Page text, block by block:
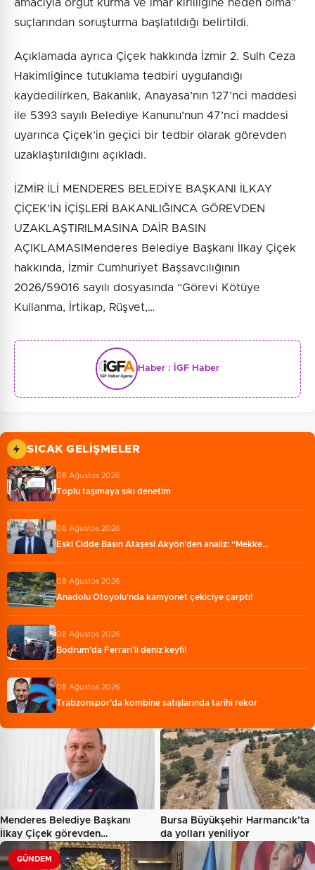
amacıyla örgüt kurma ve imar kirliliğine neden olma”
suçlarından soruşturma başlatıldığı belirtildi.
Açıklamada ayrıca Çiçek hakkında İzmir 2. Sulh Ceza
Hakimliğince tutuklama tedbiri uygulandığı
kaydedilirken, Bakanlık, Anayasa’nın 127’nci maddesi
ile 5393 sayılı Belediye Kanunu’nun 47’nci maddesi
uyarınca Çiçek’in geçici bir tedbir olarak görevden
uzaklaştırıldığını açıkladı.
İZMİR İLİ MENDERES BELEDİYE BAŞKANI İLKAY
ÇİÇEK’İN İÇİŞLERİ BAKANLIĞINCA GÖREVDEN
UZAKLAŞTIRILMASINA DAİR BASIN
AÇIKLAMASIMenderes Belediye Başkanı İlkay Çiçek
hakkında, İzmir Cumhuriyet Başsavcılığının
2026/59016 sayılı dosyasında “Görevi Kötüye
Kullanma, İrtikap, Rüşvet,…
Haber : İGF Haber
SICAK GELIŞMELER
08 Ağustos 2026
Toplu taşımaya sıkı denetim
08 Ağustos 2026
Eski Cidde Basın Ataşesi Akyön’den analiz: “Mekke…
08 Ağustos 2026
Anadolu Otoyolu'nda kamyonet çekiciye çarptı!
08 Ağustos 2026
Bodrum’da Ferrari’li deniz keyfi!
08 Ağustos 2026
Trabzonspor’da kombine satışlarında tarihi rekor
Menderes Belediye Başkanı
İlkay Çiçek görevden
uzaklaştırıldı…
Bursa Büyükşehir Harmancık’ta
da yolları yeniliyor
GÜNDEM